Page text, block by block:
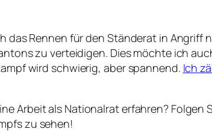
Rennen für den Ständerat in Angriff
zu verteidigen. Dies möchte ich
wird schwierig, aber spannend. Ich
Arbeit als Nationalrat erfahren?
zu sehen!